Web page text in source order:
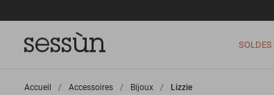
SOLDES
Accueil >
Accessoires >
Bijoux >
Lizzie